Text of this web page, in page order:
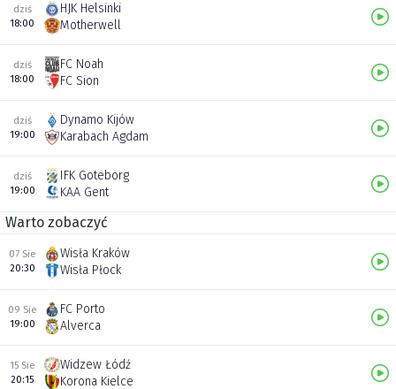
dziś
18:00
HJK Helsinki
Motherwell
dziś
18:00
FC Noah
FC Sion
dziś
19:00
Dynamo Kijów
Karabach Agdam
dziś
19:00
IFK Goteborg
KAA Gent
Warto zobaczyć
07 Sie
20:30
Wisła Kraków
Wisła Płock
09 Sie
19:00
FC Porto
Alverca
15 Sie
20:15
Widzew Łódź
Korona Kielce